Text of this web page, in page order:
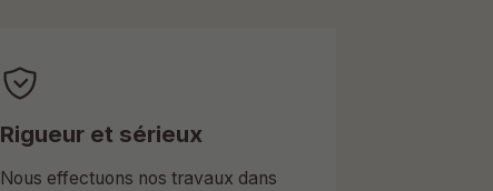
Rigueur et sérieux
Nous effectuons nos travaux dans